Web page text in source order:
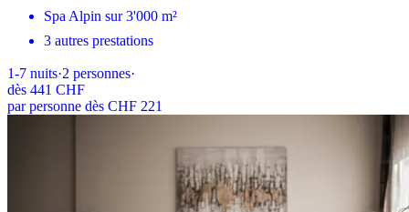
Spa Alpin sur 3'000 m²
3 autres prestations
1-7 nuits·2 personnes·
dès 441 CHF
par personne dès CHF 221